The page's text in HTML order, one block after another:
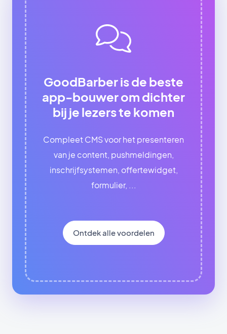
GoodBarber is de beste
app-bouwer om dichter
bij je lezers te komen
Compleet CMS voor het presenteren
van je content, pushmeldingen,
inschrijfsystemen, offertewidget,
formulier, ...
Ontdek alle voordelen